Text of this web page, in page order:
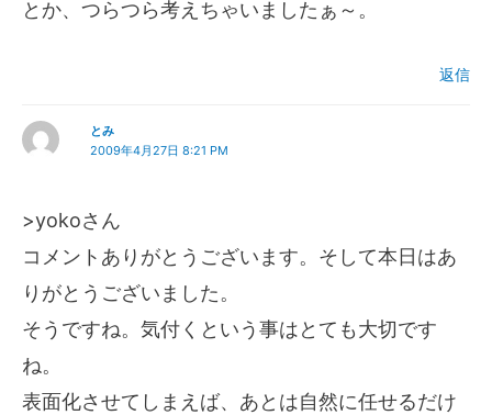
とか、つらつら考えちゃいましたぁ～。
返信
とみ
2009年4月27日 8:21 PM
>yokoさん
コメントありがとうございます。そして本日はあ
りがとうございました。
そうですね。気付くという事はとても大切です
ね。
表面化させてしまえば、あとは自然に任せるだけ